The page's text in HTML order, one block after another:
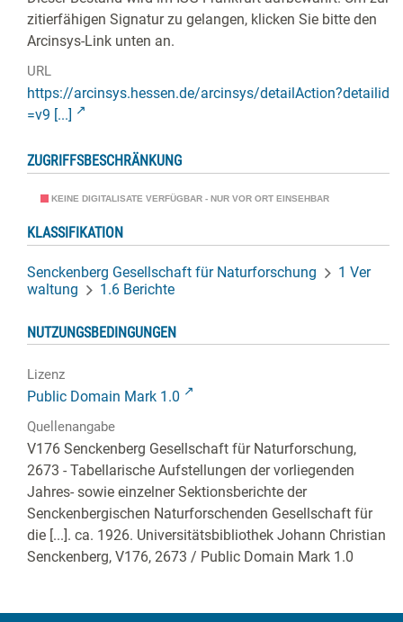
zitierfähigen Signatur zu gelangen, klicken Sie bitte den
Arcinsys-Link unten an.
URL
https://arcinsys.hessen.de/arcinsys/detailAction?detailid
=v9 [...]
ZUGRIFFSBESCHRÄNKUNG
KEINE DIGITALISATE VERFÜGBAR - NUR VOR ORT EINSEHBAR
KLASSIFIKATION
Senckenberg Gesellschaft für Naturforschung
1 Ver
waltung
1.6 Berichte
NUTZUNGSBEDINGUNGEN
Lizenz
Public Domain Mark 1.0
Quellenangabe
V176 Senckenberg Gesellschaft für Naturforschung,
2673 - Tabellarische Aufstellungen der vorliegenden
Jahres- sowie einzelner Sektionsberichte der
Senckenbergischen Naturforschenden Gesellschaft für
die [...]. ca. 1926. Universitätsbibliothek Johann Christian
Senckenberg, V176, 2673 / Public Domain Mark 1.0